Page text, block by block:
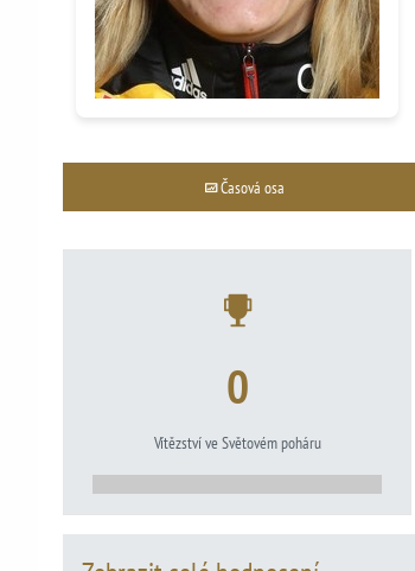
Časová osa
0
Vítězství ve Světovém poháru